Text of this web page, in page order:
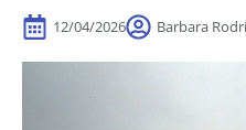
12/04/2026 Barbara